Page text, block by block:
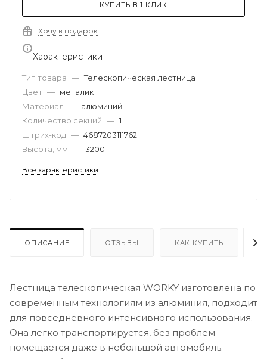
КУПИТЬ В 1 КЛИК
Хочу в подарок
Характеристики
Тип товара — Телескопическая лестница
Цвет — металик
Материал — алюминий
Количество секций — 1
Штрих-код — 4687203111762
Высота, мм — 3200
Все характеристики
ОПИСАНИЕ ОТЗЫВЫ КАК КУПИТЬ
Лестница телескопическая WORKY изготовлена по
современным технологиям из алюминия, подходит
для повседневного интенсивного использования.
Она легко транспортируется, без проблем
помещается даже в небольшой автомобиль.